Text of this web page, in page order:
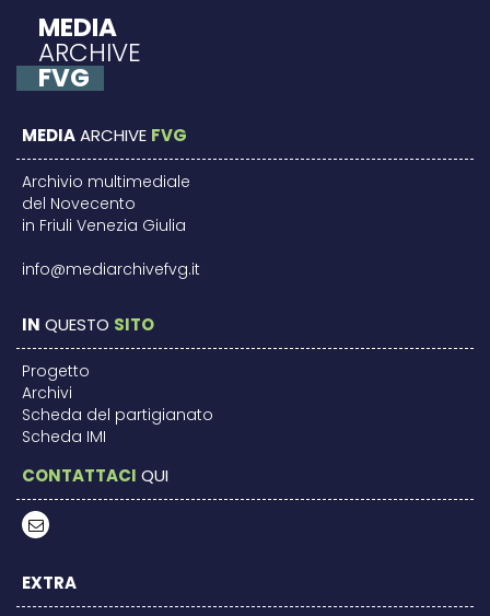
MEDIA
ARCHIVE
FVG
MEDIAARCHIVE FVG
Archivio multimediale
del Novecento
in Friuli Venezia Giulia
info@mediarchivefvg.it
IN QUESTO SITO
Progetto
Archivi
Scheda del partigianato
Scheda IMI
CONTATTACI QUI
EXTRA